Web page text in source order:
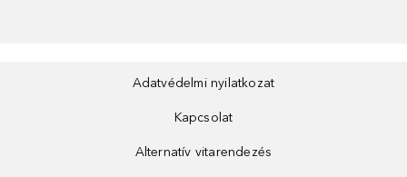
Adatvédelmi nyilatkozat
Kapcsolat
Alternatív vitarendezés